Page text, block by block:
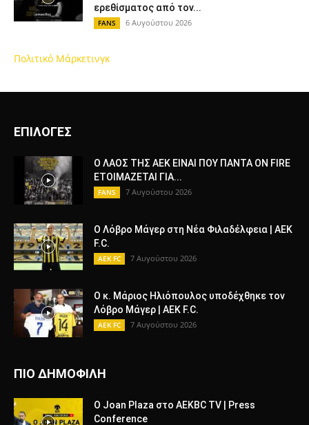
ερεθίσματος από τον...
FANS 6 Αυγούστου 2026
Πολιτικό Μάρκετινγκ
ΕΠΙΛΟΓΕΣ
Ο ΛΑΟΣ ΤΗΣ ΑΕΚ ΕΙΝΑΙ ΠΟΥ ΠΑΝΤΑ ON FIRE
ΕΤΟΙΜΑΖΕΤΑΙ ΓΙΑ...
FANS 7 Αυγούστου 2026
Ο Λόβρο Μάγερ στη Νέα Φιλαδέλφεια | AEK
F.C.
AEK FC 7 Αυγούστου 2026
Ο κ. Μάριος Ηλιόπουλος υποδέχθηκε τον
Λόβρο Μάγερ | AEK F.C.
AEK FC 7 Αυγούστου 2026
ΠΙΟ ΔΗΜΟΦΙΛΗ
O Joan Plaza στο AEKBC TV | Press
Conference